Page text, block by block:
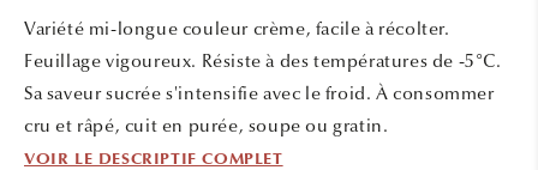
fenêtre
modale
Variété mi-longue couleur crème, facile à récolter.
Feuillage vigoureux. Résiste à des températures de -5°C.
Sa saveur sucrée s'intensifie avec le froid. À consommer
cru et râpé, cuit en purée, soupe ou gratin.
VOIR LE DESCRIPTIF COMPLET